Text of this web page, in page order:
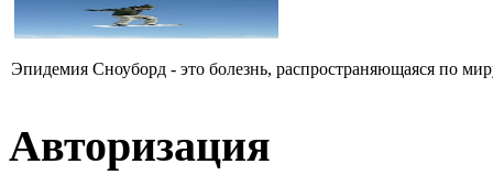
Эпидемия Сноуборд - это болезнь, распространяющаяся по
Авторизация